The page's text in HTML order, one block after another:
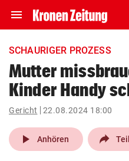
menu Navigation
ein-/ausklappen
account_circle Anmelden
pin_drop
Wien
SCHAURIGER PROZESS
Mutter
Kinder Handy
Gericht 22.08.2024 18:00
play_arrow Anhören